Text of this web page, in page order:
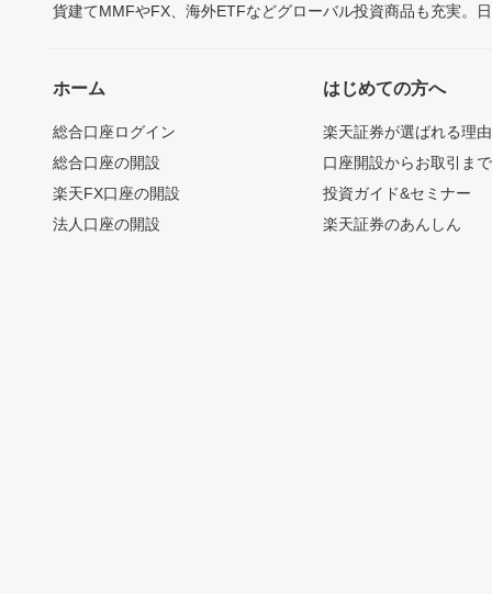
貨建てMMFやFX、海外ETFなどグローバル投資商品も充実。
ホーム
総合口座ログイン
総合口座の開設
楽天FX口座の開設
法人口座の開設
はじめての方へ
楽天証券が選ばれる理由
口座開設からお取引ま
投資ガイド&セミナー
楽天証券のあんしん